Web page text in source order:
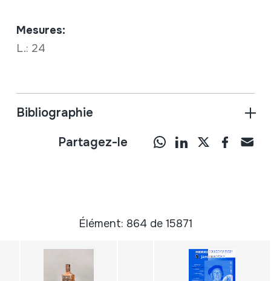
Mesures:
L.: 24
Bibliographie
Partagez-le
Élément: 864 de 15871